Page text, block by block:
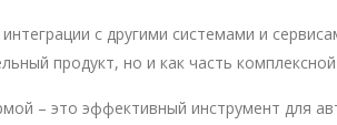
с другими системами и
продукт, но и как часть
– это эффективный инструмент для